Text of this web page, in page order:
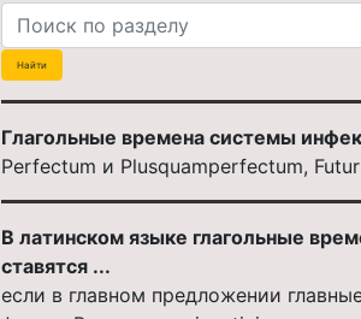
Глагольные времена системы
Perfectum и Plusquamperfectum,
В латинском языке глагольные
ставятся ...
если в главном предложении